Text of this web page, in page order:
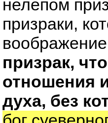
нелепом
призраки,
призрак,
отношения
духа, без